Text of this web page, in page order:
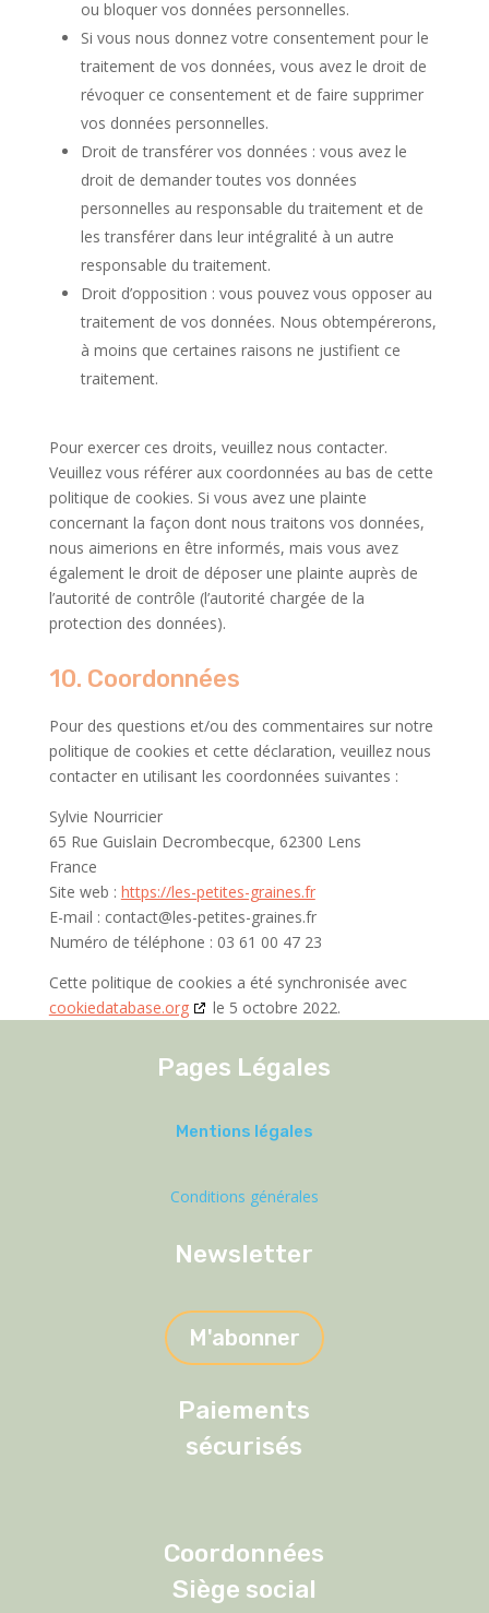
ou bloquer vos données personnelles.
Si vous nous donnez votre consentement pour le
traitement de vos données, vous avez le droit de
révoquer ce consentement et de faire supprimer
vos données personnelles.
Droit de transférer vos données : vous avez le
droit de demander toutes vos données
personnelles au responsable du traitement et de
les transférer dans leur intégralité à un autre
responsable du traitement.
Droit d’opposition : vous pouvez vous opposer au
traitement de vos données. Nous obtempérerons,
à moins que certaines raisons ne justifient ce
traitement.
Pour exercer ces droits, veuillez nous contacter.
Veuillez vous référer aux coordonnées au bas de cette
politique de cookies. Si vous avez une plainte
concernant la façon dont nous traitons vos données,
nous aimerions en être informés, mais vous avez
également le droit de déposer une plainte auprès de
l’autorité de contrôle (l’autorité chargée de la
protection des données).
10. Coordonnées
Pour des questions et/ou des commentaires sur notre
politique de cookies et cette déclaration, veuillez nous
contacter en utilisant les coordonnées suivantes :
Sylvie Nourricier
65 Rue Guislain Decrombecque, 62300 Lens
France
Site web : https://les-petites-graines.fr
E-mail : contact@les-petites-graines.fr
Numéro de téléphone : 03 61 00 47 23
Cette politique de cookies a été synchronisée avec
cookiedatabase.org
le 5 octobre 2022.
Pages Légales
Mentions légales
Conditions générales
Newsletter
M'abonner
Paiements
sécurisés
Coordonnées
Siège social